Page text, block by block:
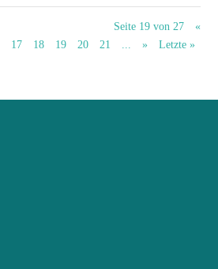
Seite 19 von 27
«
17 18 19 20 21 ... » Letzte »